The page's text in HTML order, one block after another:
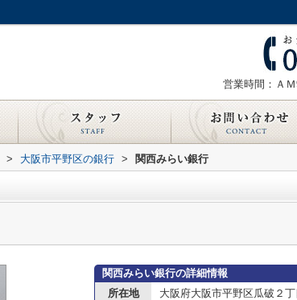
営業時間：Ａ
> 大阪市平野区の銀行 > 関西みらい銀行
関西みらい銀行の詳細情報
所在地
大阪府大阪市平野区瓜破２